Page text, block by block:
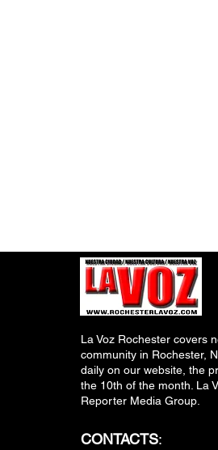
La Voz Rochester covers
community in Rochester,
daily on our website, the
the 10th of the month. La
Reporter Media Group.
CONTACTS: